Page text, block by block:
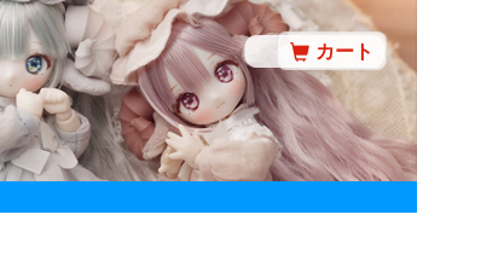
カート